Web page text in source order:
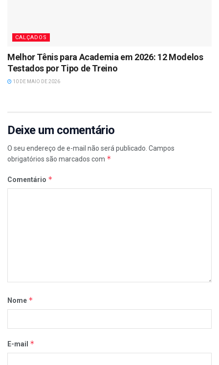
CALÇADOS
Melhor Tênis para Academia em 2026: 12 Modelos
Testados por Tipo de Treino
10 DE MAIO DE 2026
Deixe um comentário
O seu endereço de e-mail não será publicado. Campos
obrigatórios são marcados com *
Comentário *
Nome *
E-mail *